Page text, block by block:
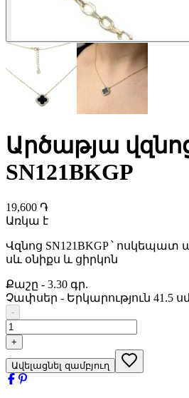
Արծաթյա
SN121BKGP
19,600 ֏
Առկա է
Վզնոց SN121BKGP ՝ ոսկեպատ
սև օնիքս և ցիրկոն
Քաշը - 3.30 գր.
Չափսեր - Երկարություն 41.5
-
+
Ավելացնել զամբյուղ